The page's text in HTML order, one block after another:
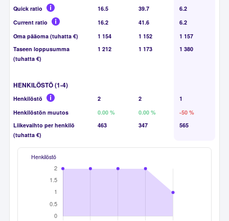
Quick ratio 16.5 39.7
6.2
Current ratio
16.2 41.6
6.2
Oma pääoma (tuhatta €)
1 154 1 152
1 157
Taseen loppusumma
(tuhatta €)
1 212 1 173 1 380
HENKILÖSTÖ (1-4)
Henkilöstö 2 2
1
Henkilöstön muutos
0.00 % 0.00 %
-50 %
Liikevaihto per henkilö
(tuhatta €)
463 347 565
Henkilöstö